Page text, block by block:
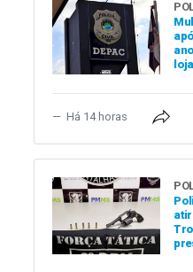
Há 14 horas